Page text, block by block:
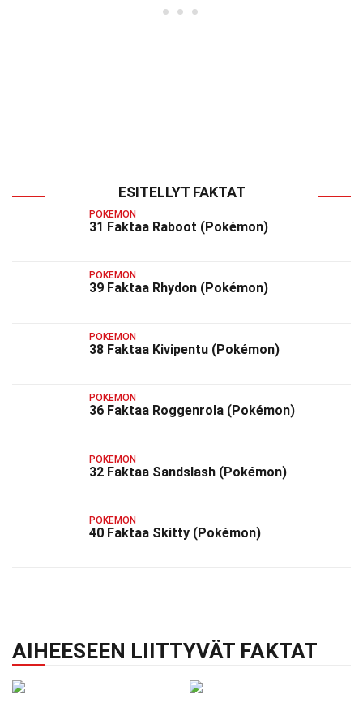
ESITELLYT FAKTAT
POKEMON
31 Faktaa Raboot (Pokémon)
POKEMON
39 Faktaa Rhydon (Pokémon)
POKEMON
38 Faktaa Kivipentu (Pokémon)
POKEMON
36 Faktaa Roggenrola (Pokémon)
POKEMON
32 Faktaa Sandslash (Pokémon)
POKEMON
40 Faktaa Skitty (Pokémon)
AIHEESEEN LIITTYVÄT FAKTAT